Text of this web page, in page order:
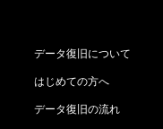
データ復旧について
はじめての方へ
データ復旧の流れ